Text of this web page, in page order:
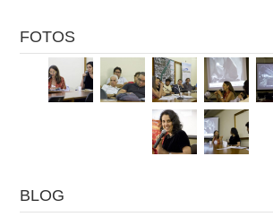
FOTOS
BLOG